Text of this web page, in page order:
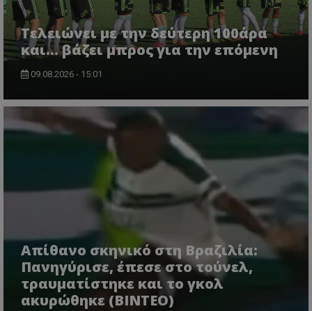
Τελειώνει με την δεύτερη 100άρα
και... βάζει μπρος για την επόμενη
09.08.2026 - 15:01
Απίθανο σκηνικό στη Βραζιλία:
Πανηγύρισε, έπεσε στο τούνελ,
τραυματίστηκε και το γκολ
ακυρώθηκε (BINTEO)